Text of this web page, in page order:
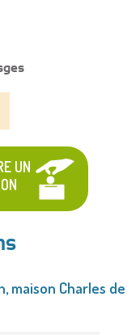
UN
maison Charles de